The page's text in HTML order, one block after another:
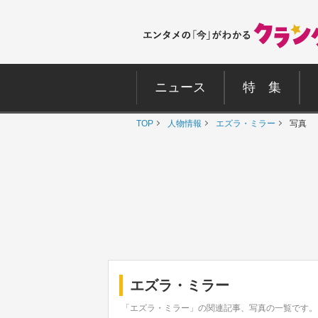
ニュース 特 集
TOP 人物情報 エズラ・ミラー 写真
エズラ・ミラー
「エズラ・ミラー」の関連記事、写真の一覧です